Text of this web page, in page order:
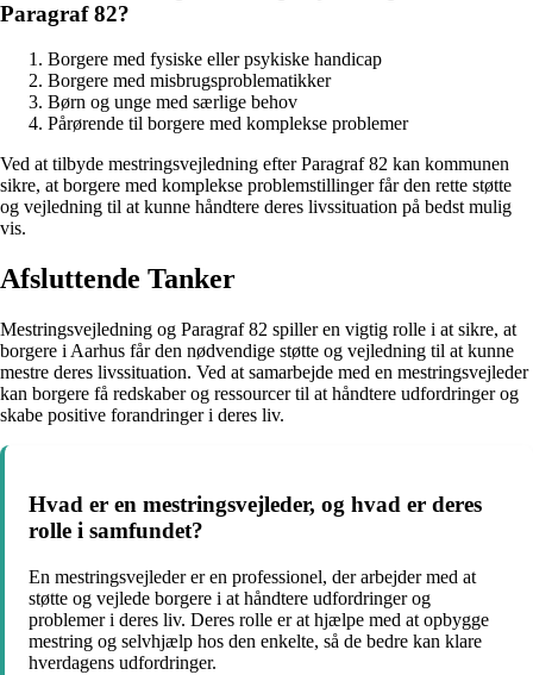
Paragraf 82?
Borgere med fysiske eller psykiske handicap
Borgere med misbrugsproblematikker
Børn og unge med særlige behov
Pårørende til borgere med komplekse problemer
Ved at tilbyde mestringsvejledning efter Paragraf 82 kan kommunen
sikre, at borgere med komplekse problemstillinger får den rette støtte
og vejledning til at kunne håndtere deres livssituation på bedst mulig
vis.
Afsluttende Tanker
Mestringsvejledning og Paragraf 82 spiller en vigtig rolle i at sikre, at
borgere i Aarhus får den nødvendige støtte og vejledning til at kunne
mestre deres livssituation. Ved at samarbejde med en mestringsvejleder
kan borgere få redskaber og ressourcer til at håndtere udfordringer og
skabe positive forandringer i deres liv.
Hvad er en mestringsvejleder, og hvad er deres
rolle i samfundet?
En mestringsvejleder er en professionel, der arbejder med at
støtte og vejlede borgere i at håndtere udfordringer og
problemer i deres liv. Deres rolle er at hjælpe med at opbygge
mestring og selvhjælp hos den enkelte, så de bedre kan klare
hverdagens udfordringer.